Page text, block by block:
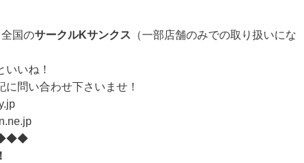
国のサークルKサンクス （一部店舗のみでの取り扱いにな
いね！
問い合わせ下さいませ！